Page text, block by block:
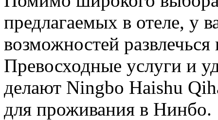
предлагаемых в отеле, у
возможностей
Превосходные услуги и
делают Ningbo Haishu
для проживания в Нинбо.